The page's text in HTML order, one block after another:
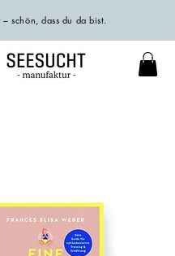
– schön, dass du da bist.